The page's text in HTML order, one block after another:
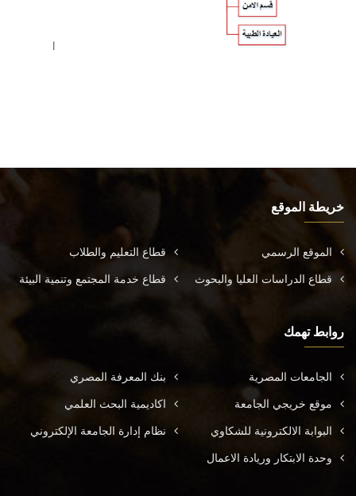
خريطة الموقع
الموقع الرسمي قطاع التعليم والطلاب
قطاع الدراسات العليا والبحوث قطاع خدمة المجتمع وتنمية البيئة
روابط تهمك
الجامعات المصرية بنك المعرفة المصري
موقع خريجي الجامعة اكاديمية البحث العلمي
البوابة الالكترونية للشكاوي نظام إدارة الجامعة الإلكتروني
وحدة الابتكار وريادة الاعمال